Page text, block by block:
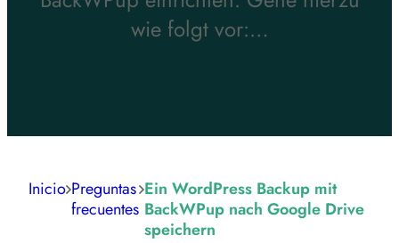
wie folgt vor:…
Inicio Preguntas
frecuentes
Ein WordPress Backup mit
BackWPup nach Google Drive
speichern